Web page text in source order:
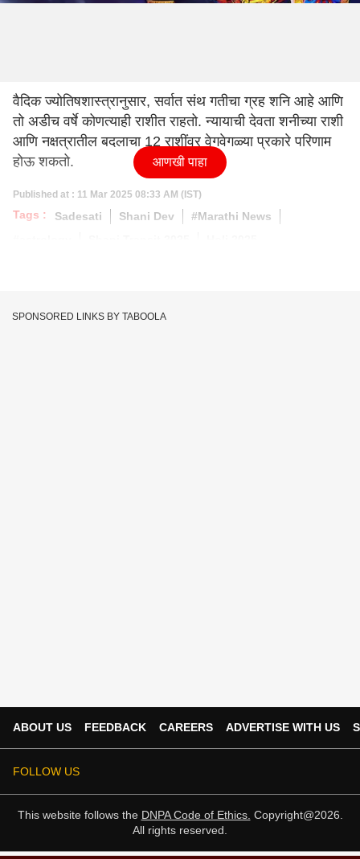
वैदिक ज्योतिषशास्त्रानुसार, सर्वात संथ गतीचा ग्रह शनि आहे आणि
तो अडीच वर्षे कोणत्याही राशीत राहतो. न्यायाची देवता शनीच्या राशी
आणि नक्षत्रातील बदलाचा 12 राशींवर वेगवेगळ्या प्रकारे परिणाम
होऊ शकतो.
Published at : 11 Mar 2025 08:33 AM (IST)
Tags : Sadesati Shani Dev
#Marathi News
आणखी पाहा
SPONSORED LINKS BY TABOOLA
ABOUT US FEEDBACK CAREERS ADVERTISE WITH US
FOLLOW US
This website follows the DNPA Code of Ethics. Copyright@2026.
All rights reserved.